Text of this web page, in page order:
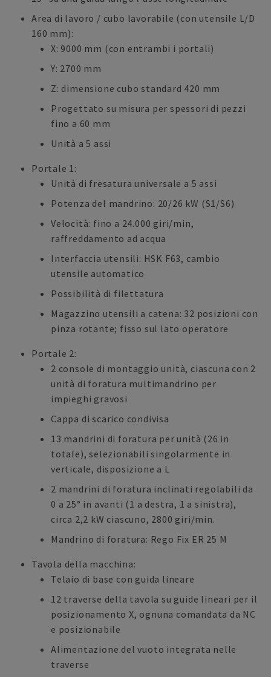
Area di lavoro / cubo lavorabile (con utensile L/D
160 mm):
X: 9000 mm (con entrambi i portali)
Y: 2700 mm
Z: dimensione cubo standard 420 mm
Progettato su misura per spessori di pezzi
fino a 60 mm
Unità a 5 assi
Portale 1:
Unità di fresatura universale a 5 assi
Potenza del mandrino: 20/26 kW (S1/S6)
Velocità: fino a 24.000 giri/min,
raffreddamento ad acqua
Interfaccia utensili: HSK F63, cambio
utensile automatico
Possibilità di filettatura
Magazzino utensili a catena: 32 posizioni con
pinza rotante; fisso sul lato operatore
Portale 2:
2 console di montaggio unità, ciascuna con 2
unità di foratura multimandrino per
impieghi gravosi
Cappa di scarico condivisa
13 mandrini di foratura per unità (26 in
totale), selezionabili singolarmente in
verticale, disposizione a L
2 mandrini di foratura inclinati regolabili da
0 a 25° in avanti (1 a destra, 1 a sinistra),
circa 2,2 kW ciascuno, 2800 giri/min.
Mandrino di foratura: Rego Fix ER 25 M
Tavola della macchina:
Telaio di base con guida lineare
12 traverse della tavola su guide lineari per il
posizionamento X, ognuna comandata da NC
e posizionabile
Alimentazione del vuoto integrata nelle
traverse